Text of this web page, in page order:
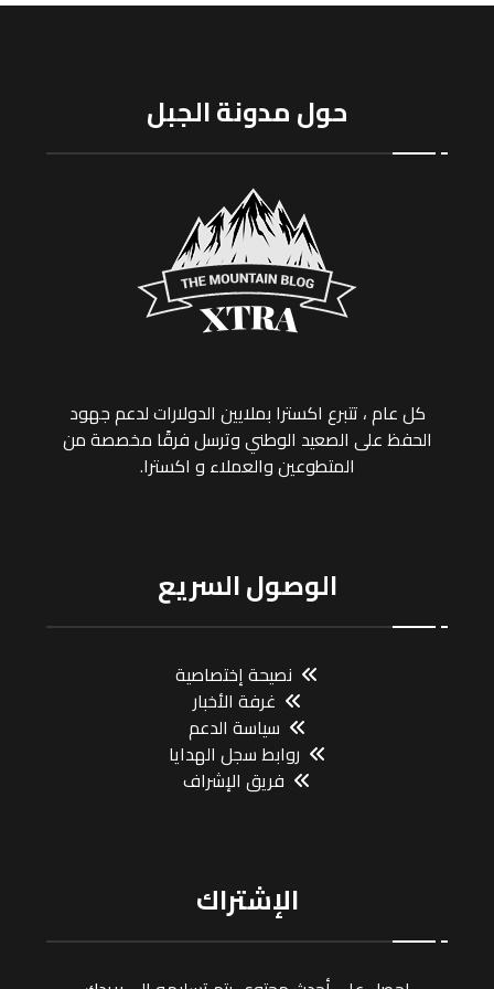
حول مدونة الجبل
كل عام ، تتبرع اکسترا بملايين الدولارات لدعم جهود
الحفظ على الصعيد الوطني وترسل فرقًا مخصصة من
المتطوعين والعملاء و اکسترا.
الوصول السريع
نصيحة إختصاصية
غرفة الأخبار
سياسة الدعم
روابط سجل الهدايا
فريق الإشراف
الإشتراك